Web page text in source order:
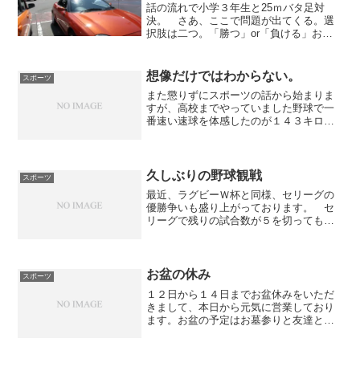
話の流れで小学３年生と25ｍバタ足対
決。 さあ、ここで問題が出てくる。選
択肢は二つ。「勝つ」or「負ける」おそ
あろう。全力を出し切り負けるならば何
も問題は発生しないが、...
スポーツ 想像だけではわからない。
また懲りずにスポーツの話から始まりま
すが、高校までやっていました野球で一
番速い速球を体感したのが１４３キロほ
ですが、１４０キロからち...
スポーツ 久しぶりの野球観戦
最近、ラグビーＷ杯と同様、セリーグの
優勝争いも盛り上がっております。 セ
リーグで残りの試合数が５を切っても優
りませんので、お金で各球...
スポーツ お盆の休み
１２日から１４日までお盆休みをいただ
きまして、本日から元気に営業しており
ます。お盆の予定はお墓参りと友達と飲